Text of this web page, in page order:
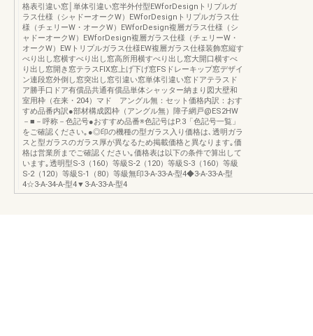
格表引違い窓│単体引違い窓半外付型EWforDesignトリプルガ
ラス仕様（シャドーオークW）EWforDesignトリプルガラス仕
様（チェリーW・オークW）EWforDesign複層ガラス仕様（シ
ャドーオークW）EWforDesign複層ガラス仕様（チェリーW・
オークW）EWトリプルガラス仕様EW複層ガラス仕様装飾窓縦す
べり出し窓横すべり出し窓高所用横すべり出し窓大開口横すべ
り出し窓開き窓テラスFIX窓上げ下げ窓FSドレーキップ窓デザイ
ン連段窓外倒し窓突出し窓引違い窓単体引違い窓ドアテラスド
ア勝手口ドア有償品共通有償品単体シャッター納まり図大壁和
室用枠（在来・204）マド アングル無：セット価格内訳：おす
すめ品番内訳●部材構成図枠（アングル無）障子網戸@ES2HW
－■－呼称－色記号●おすすめ品番※色記号はP.3「色記号一覧」
をご確認ください｡●◎印の機種の型ガラス入り価格は､透明ガラ
スと型ガラスのガラス厚が異なるため掲載価格と異なります｡価
格は営業所までご確認ください｡価格表は以下の条件で算出して
います｡透明型S-3（160）等級S-2（120）等級S-3（160）等級
S-2（120）等級S-1（80）等級無印3-A-33-A-型4◆3-A-33-A-型
4☆3-A-34-A-型4▼3-A-33-A-型4